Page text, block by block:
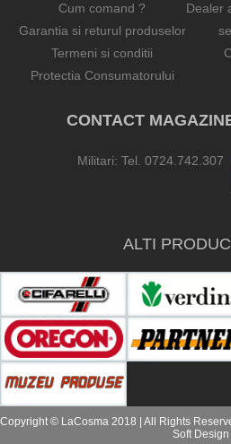
Cum comand ?
Garantia si returul produselor
Termeni si conditii
Protectia Consumatorului
Dealer
CONTACT
Militari: Tel. 0724.742.307
ALTI
Copyright © LaCosma 2018 | All Rights
Soft Design